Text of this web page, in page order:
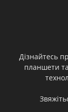
Дізнайтесь
планшети